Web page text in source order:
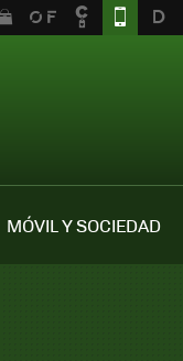
MÓVIL Y SOCIEDAD